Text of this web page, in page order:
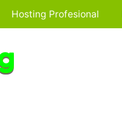
Hosting Profesional